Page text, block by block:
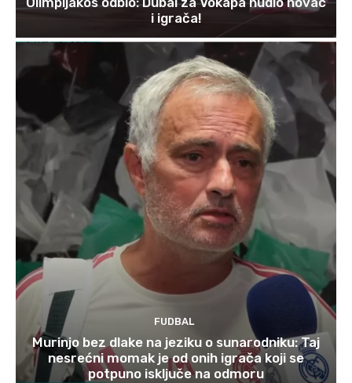
i igrača!
FUDBAL
Murinjo bez dlake na jeziku o sunarodniku: Taj
nesrećni momak je od onih igrača koji se
potpuno isključe na odmoru